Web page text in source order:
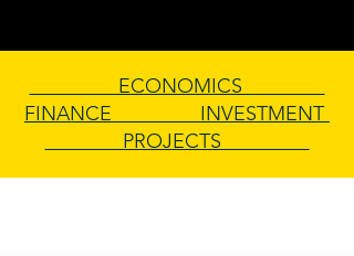
ECONOMICS
FINANCE INVESTMENT
PROJECTS